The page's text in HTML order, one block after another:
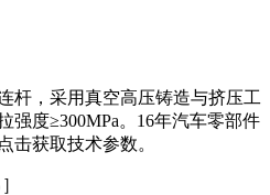
杆，采用真空高压铸造与挤压工
强度≥300MPa。16年汽车零部件
击获取技术参数。